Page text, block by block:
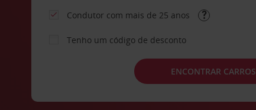
Condutor com mais de 25 anos
Tenho um código de desconto
ENCONTRAR CARROS